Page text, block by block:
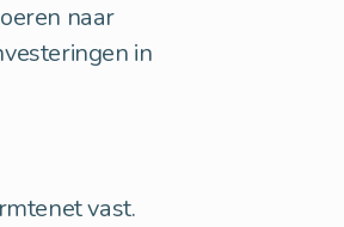
naar
in
vast.